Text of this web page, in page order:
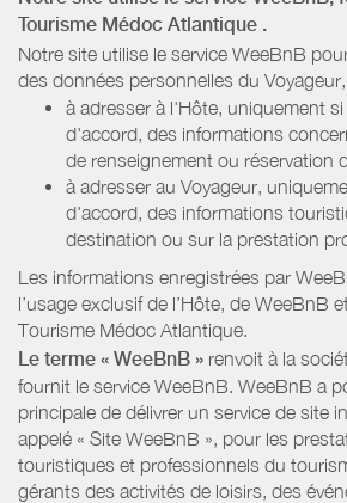
Tourisme Médoc Atlantique .
Notre site utilise le service WeeBnB
des données personnelles du
à adresser à l'Hôte, uniquement
d'accord, des informations
de renseignement ou réservation
à adresser au Voyageur,
d'accord, des informations
destination ou sur la prestation
Les informations enregistrées par
l’usage exclusif de l’Hôte, de WeeBnB
Tourisme Médoc Atlantique.
Le terme « WeeBnB » renvoit à la
fournit le service WeeBnB. WeeBnB a
principale de délivrer un service de site
appelé « Site WeeBnB », pour les
touristiques et professionnels du
gérants des activités de loisirs, des